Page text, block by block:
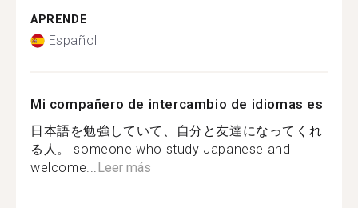
APRENDE
Español
Mi compañero de intercambio de idiomas es
日本語を勉強していて、自分と友達になってくれ
る人。 someone who study Japanese and
welcome...Leer más